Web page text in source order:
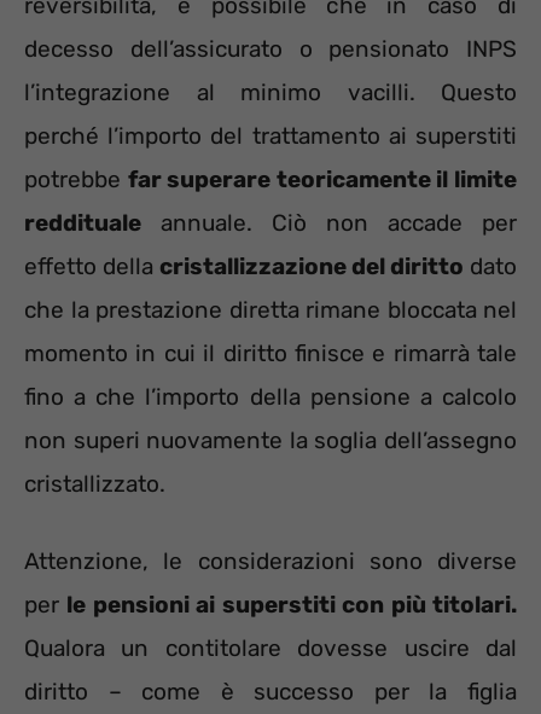
decesso dell’assicurato o pensionato INPS
l’integrazione al minimo vacilli. Questo
perché l’importo del trattamento ai superstiti
potrebbe far superare teoricamente il limite
reddituale annuale. Ciò non accade per
effetto della cristallizzazione del diritto dato
che la prestazione diretta rimane bloccata nel
momento in cui il diritto finisce e rimarrà tale
fino a che l’importo della pensione a calcolo
non superi nuovamente la soglia dell’assegno
cristallizzato.
Attenzione, le considerazioni sono diverse
per le pensioni ai superstiti con più titolari.
Qualora un contitolare dovesse uscire dal
diritto – come è successo per la figlia